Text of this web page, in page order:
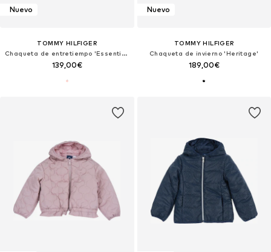
Nuevo
TOMMY HILFIGER
Chaqueta de entretiempo 'Essential'
139,00€
Nuevo
TOMMY HILFIGER
Chaqueta de invierno 'Heritage'
189,00€